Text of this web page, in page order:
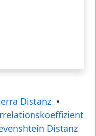
Distanz •
Distanz